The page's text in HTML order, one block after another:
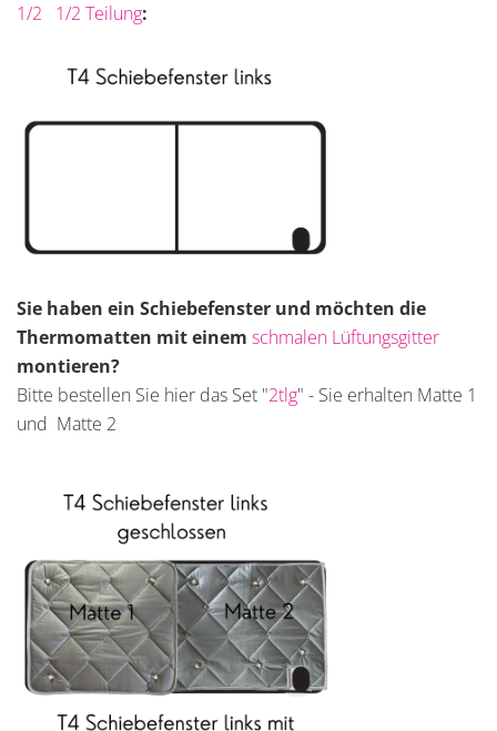
1/2 1/2 Teilung:
Sie haben ein Schiebefenster und möchten die
Thermomatten mit einem schmalen Lüftungsgitter
montieren?
Bitte bestellen Sie hier das Set "2tlg" - Sie erhalten Matte 1
und Matte 2